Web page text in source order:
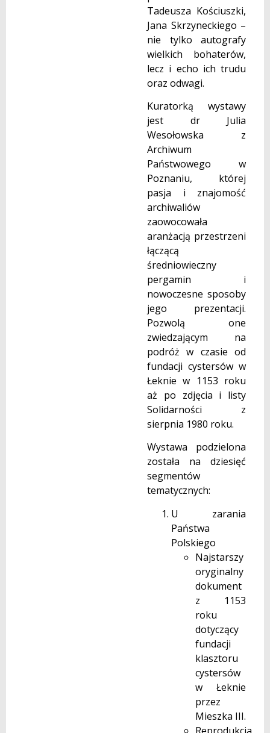
Tadeusza Kościuszki,
Jana Skrzyneckiego –
nie tylko autografy
wielkich bohaterów,
lecz i echo ich trudu
oraz odwagi.
Kuratorką wystawy
jest dr Julia
Wesołowska z
Archiwum
Państwowego w
Poznaniu, której
pasja i znajomość
archiwaliów
zaowocowała
aranżacją przestrzeni
łączącą
średniowieczny
pergamin i
nowoczesne sposoby
jego prezentacji.
Pozwolą one
zwiedzającym na
podróż w czasie od
fundacji cystersów w
Łeknie w 1153 roku
aż po zdjęcia i listy
Solidarności z
sierpnia 1980 roku.
Wystawa podzielona
została na dziesięć
segmentów
tematycznych:
U zarania
Państwa
Polskiego
Najstarszy
oryginalny
dokument
z 1153
roku
dotyczący
fundacji
klasztoru
cystersów
w Łeknie
przez
Mieszka III.